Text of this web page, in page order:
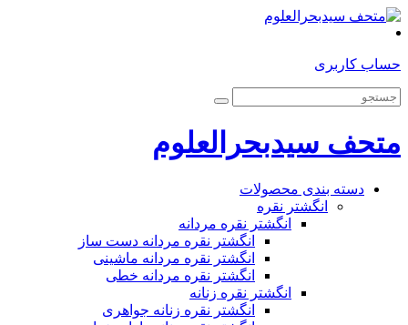
حساب کاربری
متحف سیدبحرالعلوم
دسته بندی محصولات
انگشتر نقره
انگشتر نقره مردانه
انگشتر نقره مردانه دست ساز
انگشتر نقره مردانه ماشینی
انگشتر نقره مردانه خطی
انگشتر نقره زنانه
انگشتر نقره زنانه جواهری